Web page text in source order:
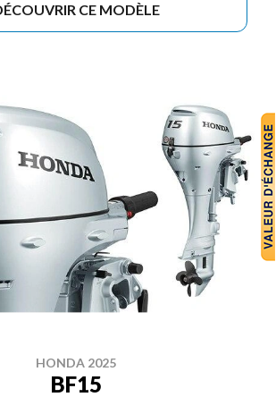
CE MODÈLE
HONDA 2025
BF15